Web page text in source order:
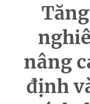
nâng
định